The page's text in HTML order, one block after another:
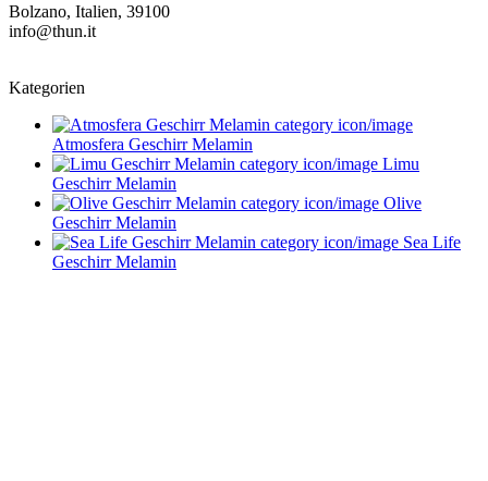
Bolzano, Italien, 39100
info@thun.it
Kategorien
Atmosfera Geschirr Melamin
Limu
Geschirr Melamin
Olive
Geschirr Melamin
Sea Life
Geschirr Melamin